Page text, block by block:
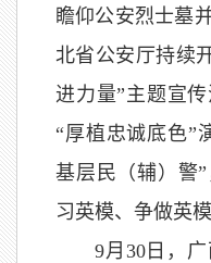
瞻仰公安烈士墓
北省公安厅持续
进力量”主题宣
“厚植忠诚底色”
基层民（辅）警
习英模、争做英模
9月30日，